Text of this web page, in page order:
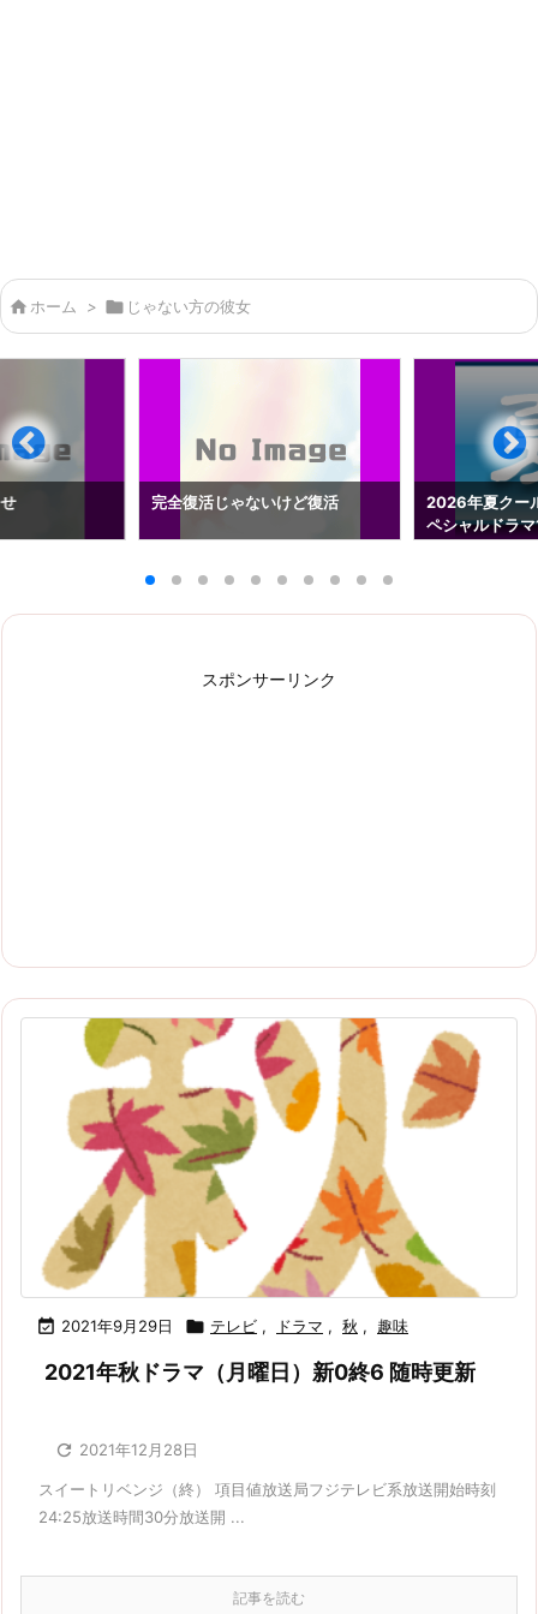
 ホーム >  じゃない方の彼女
完全復活じゃないけど復活
2026年夏クー
ペシャルドラ
スポンサーリンク
 2021年9月29日  テレビ , ドラマ , 秋 , 趣味
2021年秋ドラマ（月曜日）新0終6 随時更新
 2021年12月28日
スイートリベンジ（終） 項目値放送局フジテレビ系放送開始時刻
24:25放送時間30分放送開 ...
記事を読む